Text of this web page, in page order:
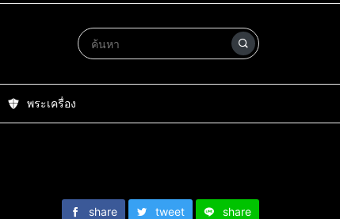
พระเครื่อง
share tweet share